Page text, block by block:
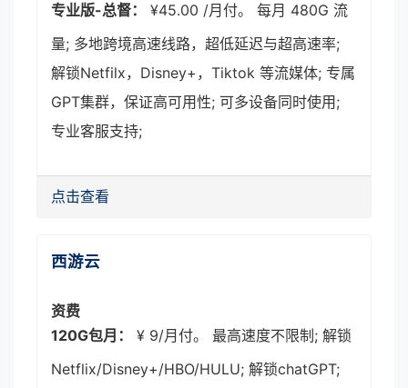
专业版-总督：
¥45.00 /月付。 每月 480G 流
量; 多地跨境高速线路，超低延迟与超高速率;
解锁Netfilx，Disney+，Tiktok 等流媒体; 专属
GPT集群，保证高可用性; 可多设备同时使用;
专业客服支持;
点击查看
西游云
资费
120G包月：
¥ 9/月付。 最高速度不限制; 解锁
Netflix/Disney+/HBO/HULU; 解锁chatGPT;